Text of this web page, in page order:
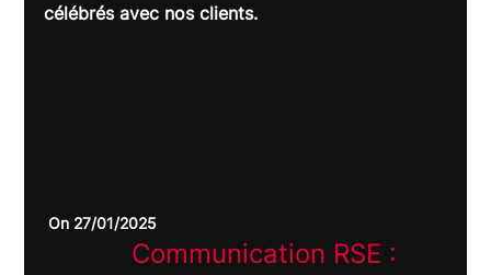
célébrés avec nos clients.
On 27/01/2025